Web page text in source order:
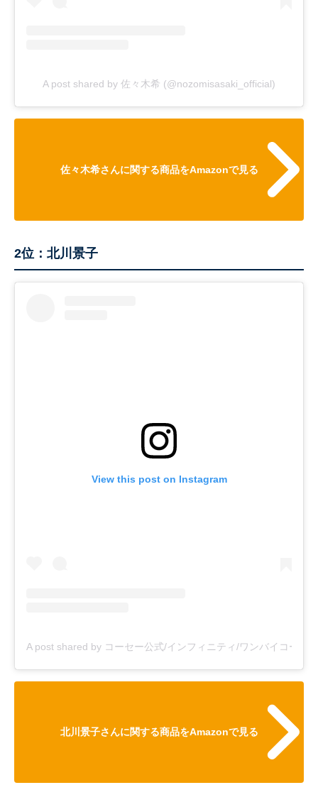
A post shared by 佐々木希 (@nozomisasaki_official)
佐々木希さんに関する商品をAmazonで見る
2位：北川景子
View this post on Instagram
A post shared by コーセー公式/インフィニティ/ワンバイコーセ
北川景子さんに関する商品をAmazonで見る